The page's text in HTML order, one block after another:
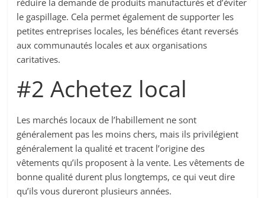
réduire la demande de produits manufacturés et d’éviter
le gaspillage. Cela permet également de supporter les
petites entreprises locales, les bénéfices étant reversés
aux communautés locales et aux organisations
caritatives.
#2 Achetez local
Les marchés locaux de l’habillement ne sont
généralement pas les moins chers, mais ils privilégient
généralement la qualité et tracent l’origine des
vêtements qu’ils proposent à la vente. Les vêtements de
bonne qualité durent plus longtemps, ce qui veut dire
qu’ils vous dureront plusieurs années.